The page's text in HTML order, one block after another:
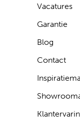
Vacatures
Garantie
Blog
Contact